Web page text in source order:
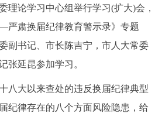
专题公开
法人服务 部门服务
论学习中心组举行学习(扩大)会，
肃换届纪律教育警示录》专题
副书记、市长陈吉宁，市人大常委
张延昆参加学习。
大以来查处的违反换届纪律典型
纪律存在的八个方面风险隐患，给